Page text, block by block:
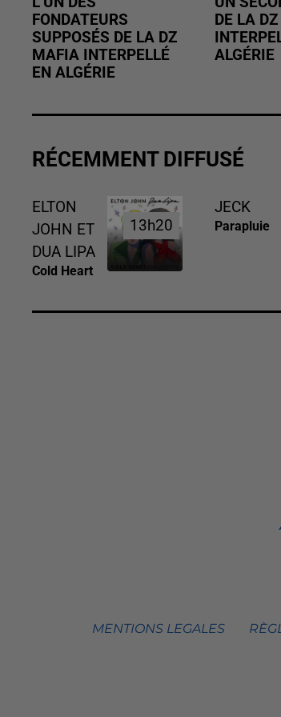
FONDATEURS
SUPPOSÉS DE LA DZ
MAFIA INTERPELLÉ
EN ALGÉRIE
DE LA
ALGÉRIE
RÉCEMMENT DIFFUSÉ
ELTON
JOHN ET
DUA LIPA
Cold Heart
13h20
13h20
JECK
Parapluie
MENTIONS LEGALES